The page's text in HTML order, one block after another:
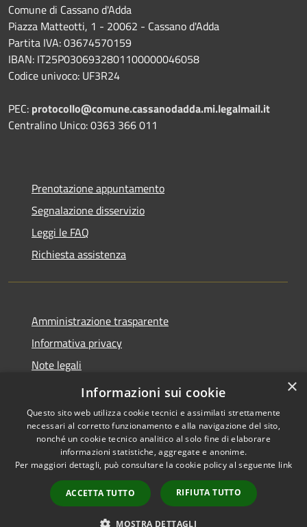
Comune di Cassano d'Adda
Piazza Matteotti, 1 - 20062 - Cassano d'Adda
Partita IVA: 03674570159
IBAN: IT25P0306932801100000046058
Codice univoco: UF3R24
PEC: protocollo@comune.cassanodadda.mi.legalmail.it
Centralino Unico: 0363 366 011
Prenotazione appuntamento
Segnalazione disservizio
Leggi le FAQ
Richiesta assistenza
Amministrazione trasparente
Informativa privacy
Note legali
Dichiarazione di accessibilità
Accessibilità
Copyright © 2026 • Comune di
Cassano d'Adda • Powered by
Municipium•
Accesso
redazione
×
Informazioni sui cookie
Questo sito web utilizza cookie tecnici e assimilati strettamente
necessari al corretto funzionamento e alla navigazione del sito,
nonché un cookie tecnico analitico al solo fine di elaborare
informazioni statistiche, aggregate e anonime.
Per maggiori dettagli, può consultare la cookie policy al seguente link
ACCETTA TUTTO RIFIUTA TUTTO
MOSTRA DETTAGLI